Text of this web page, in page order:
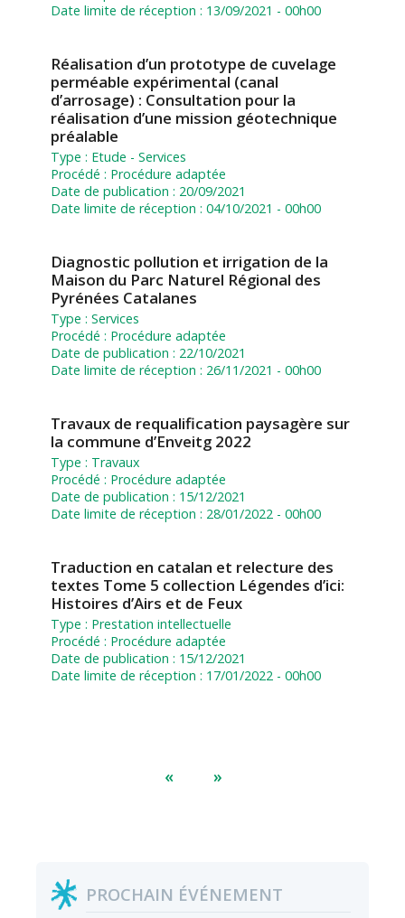
Date limite de réception : 13/09/2021 - 00h00
Réalisation d’un prototype de cuvelage
perméable expérimental (canal
d’arrosage) : Consultation pour la
réalisation d’une mission géotechnique
préalable
Type : Etude - Services
Procédé : Procédure adaptée
Date de publication : 20/09/2021
Date limite de réception : 04/10/2021 - 00h00
Diagnostic pollution et irrigation de la
Maison du Parc Naturel Régional des
Pyrénées Catalanes
Type : Services
Procédé : Procédure adaptée
Date de publication : 22/10/2021
Date limite de réception : 26/11/2021 - 00h00
Travaux de requalification paysagère sur
la commune d’Enveitg 2022
Type : Travaux
Procédé : Procédure adaptée
Date de publication : 15/12/2021
Date limite de réception : 28/01/2022 - 00h00
Traduction en catalan et relecture des
textes Tome 5 collection Légendes d’ici:
Histoires d’Airs et de Feux
Type : Prestation intellectuelle
Procédé : Procédure adaptée
Date de publication : 15/12/2021
Date limite de réception : 17/01/2022 - 00h00
« »
PROCHAIN ÉVÉNEMENT